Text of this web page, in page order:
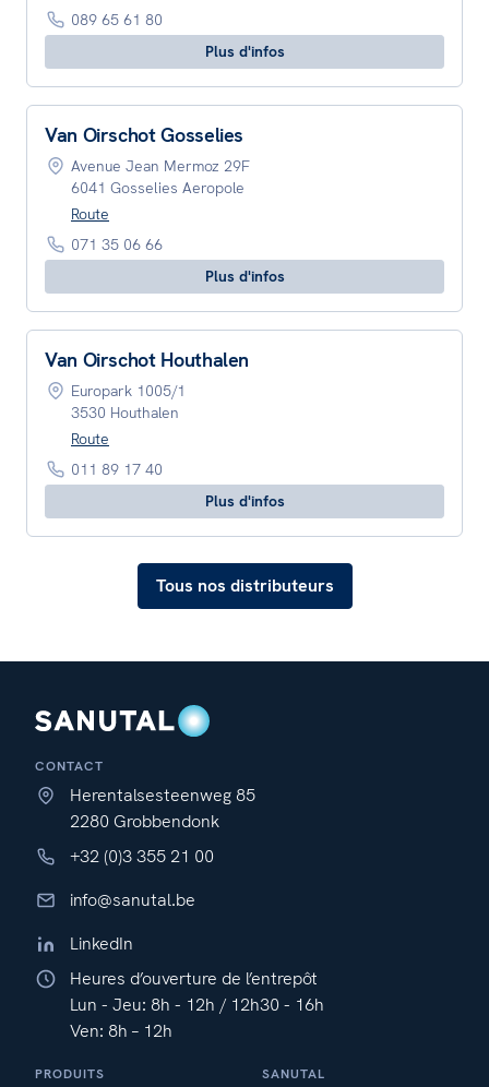
089 65 61 80
Plus d'infos
Van Oirschot Gosselies
Avenue Jean Mermoz 29F
6041 Gosselies Aeropole
Route
071 35 06 66
Plus d'infos
Van Oirschot Houthalen
Europark 1005/1
3530 Houthalen
Route
011 89 17 40
Plus d'infos
Tous nos distributeurs
CONTACT
Herentalsesteenweg 85
2280 Grobbendonk
+32 (0)3 355 21 00
info@sanutal.be
LinkedIn
Heures d’ouverture de l’entrepôt
Lun - Jeu: 8h - 12h / 12h30 - 16h
Ven: 8h – 12h
PRODUITS SANUTAL